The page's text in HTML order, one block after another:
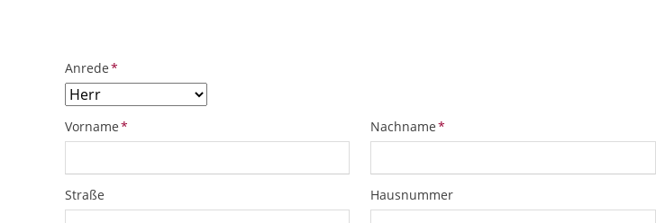
Pflichtfeld
Anrede*
Pflichtfeld
Vorname* Pflichtfeld
Nachname*
Straße Hausnummer